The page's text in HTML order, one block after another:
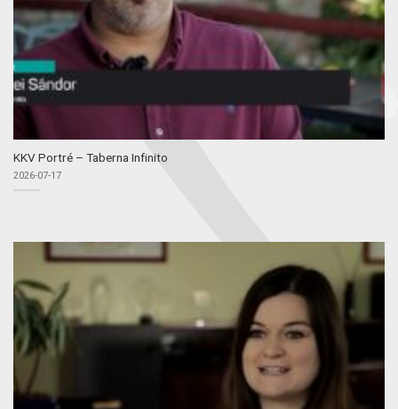
KKV Portré – Taberna Infinito
2026-07-17